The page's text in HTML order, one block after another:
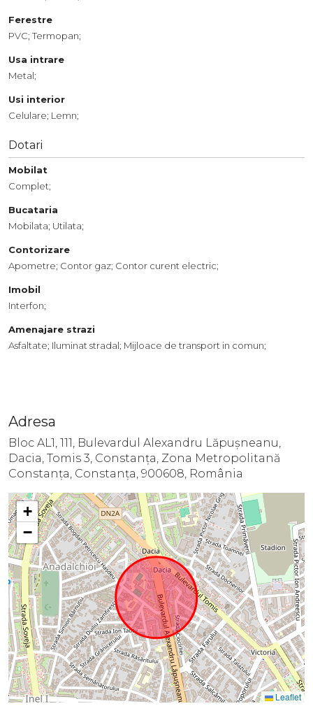
Ferestre
PVC; Termopan;
Usa intrare
Metal;
Usi interior
Celulare; Lemn;
Dotari
Mobilat
Complet;
Bucataria
Mobilata; Utilata;
Contorizare
Apometre; Contor gaz; Contor curent electric;
Imobil
Interfon;
Amenajare strazi
Asfaltate; Iluminat stradal; Mijloace de transport in comun;
Adresa
Bloc AL1, 111, Bulevardul Alexandru Lăpușneanu,
Dacia, Tomis 3, Constanța, Zona Metropolitană
Constanța, Constanța, 900608, România
+
−
Leaflet